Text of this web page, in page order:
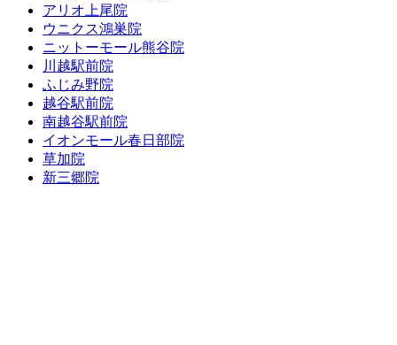
アリオ上尾院
ウニクス鴻巣院
ニットーモール熊谷院
川越駅前院
ふじみ野院
越谷駅前院
南越谷駅前院
イオンモール春日部院
草加院
新三郷院